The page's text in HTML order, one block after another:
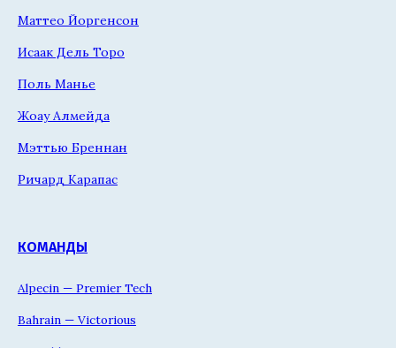
Маттео Йоргенсон
Исаак Дель Торо
Поль Манье
Жоау Алмейда
Мэттью Бреннан
Ричард Карапас
КОМАНДЫ
Alpecin — Premier Tech
Bahrain — Victorious